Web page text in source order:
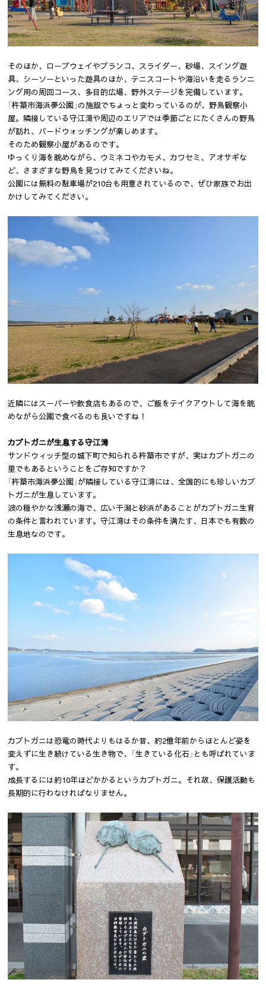
そのほか、ロープウェイやブランコ、スライダー、砂場、スイング遊
具、シーソーといった遊具のほか、テニスコートや海沿いを走るランニ
ング用の周回コース、多目的広場、野外ステージを完備しています。
「杵築市海浜夢公園」の施設でちょっと変わっているのが、野鳥観察小
屋。隣接している守江湾や周辺のエリアでは季節ごとにたくさんの野鳥
が訪れ、バードウォッチングが楽しめます。
そのため観察小屋があるのです。
ゆっくり海を眺めながら、ウミネコやカモメ、カワセミ、アオサギな
ど、さまざまな野鳥を見つけてみてくださいね。
公園には無料の駐車場が210台も用意されているので、ぜひ家族でお出
かけしてみてください。
近隣にはスーパーや飲食店もあるので、ご飯をテイクアウトして海を眺
めながら公園で食べるのも良いですね！
カブトガニが生息する守江湾
サンドウィッチ型の城下町で知られる杵築市ですが、実はカブトガニの
里でもあるということをご存知ですか？
「杵築市海浜夢公園」が隣接している守江湾には、全国的にも珍しいカブ
トガニが生息しています。
波の穏やかな浅瀬の海で、広い干潟と砂浜があることがカブトガニ生育
の条件と言われています。守江湾はその条件を満たす、日本でも有数の
生息地なのです。
カブトガニは恐竜の時代よりもはるか昔、約2億年前からほとんど姿を
変えずに生き続けている生き物で、「生きている化石」とも呼ばれていま
す。
成長するには約10年ほどかかるというカブトガニ。それ故、保護活動も
長期的に行わなければなりません。